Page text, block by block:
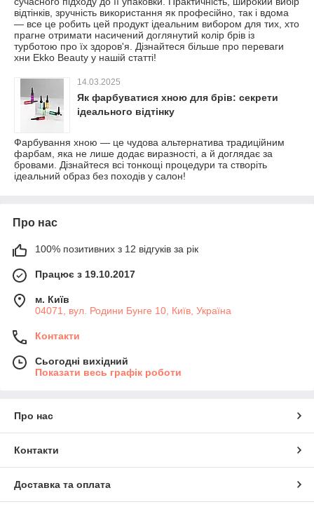
відтінків, зручність використання як професійно, так і вдома
— все це робить цей продукт ідеальним вибором для тих, хто
прагне отримати насичений доглянутий колір брів із
турботою про їх здоров'я. Дізнайтеся більше про переваги
хни Ekko Beauty у нашій статті!
14.03.2025
Як фарбуватися хною для брів: секрети
ідеального відтінку
Фарбування хною — це чудова альтернатива традиційним
фарбам, яка не лише додає виразності, а й доглядає за
бровами. Дізнайтеся всі тонкощі процедури та створіть
ідеальний образ без походів у салон!
Про нас
100% позитивних з 12 відгуків за рік
Працює з 19.10.2017
м. Київ
04071, вул. Родини Бунге 10, Київ, Україна
Контакти
Сьогодні вихідний
Показати весь графік роботи
Про нас
Контакти
Доставка та оплата